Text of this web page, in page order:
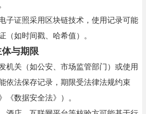
子证照采用区块链技术，使用记录可能
（如时间戳、哈希值）。
与期限
机关（如公安、市场监管部门）或使用
依法保存记录，期限受法律法规约束
《数据安全法》）。